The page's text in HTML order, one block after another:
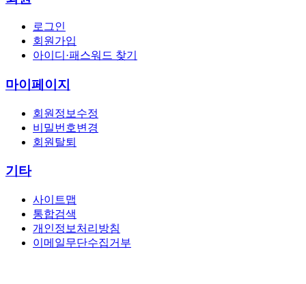
로그인
회원가입
아이디·패스워드 찾기
마이페이지
회원정보수정
비밀번호변경
회원탈퇴
기타
사이트맵
통합검색
개인정보처리방침
이메일무단수집거부